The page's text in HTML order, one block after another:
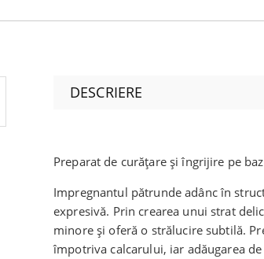
DESCRIERE
Preparat de curățare și îngrijire pe
Impregnantul pătrunde adânc în
expresivă. Prin crearea unui strat
minore și oferă o strălucire subtilă.
împotriva calcarului, iar adăugarea